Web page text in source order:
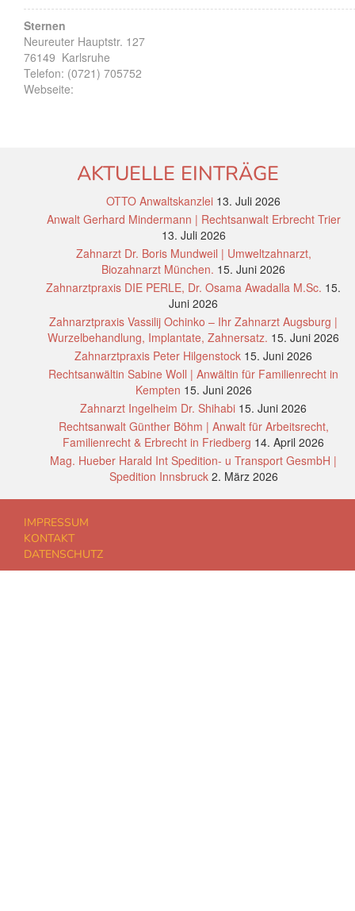
Sternen
Neureuter Hauptstr. 127
76149 Karlsruhe
Telefon: (0721) 705752
Webseite:
AKTUELLE EINTRÄGE
OTTO Anwaltskanzlei 13. Juli 2026
Anwalt Gerhard Mindermann | Rechtsanwalt Erbrecht Trier
13. Juli 2026
Zahnarzt Dr. Boris Mundweil | Umweltzahnarzt,
Biozahnarzt München. 15. Juni 2026
Zahnarztpraxis DIE PERLE, Dr. Osama Awadalla M.Sc. 15.
Juni 2026
Zahnarztpraxis Vassilij Ochinko – Ihr Zahnarzt Augsburg |
Wurzelbehandlung, Implantate, Zahnersatz. 15. Juni 2026
Zahnarztpraxis Peter Hilgenstock 15. Juni 2026
Rechtsanwältin Sabine Woll | Anwältin für Familienrecht in
Kempten 15. Juni 2026
Zahnarzt Ingelheim Dr. Shihabi 15. Juni 2026
Rechtsanwalt Günther Böhm | Anwalt für Arbeitsrecht,
Familienrecht & Erbrecht in Friedberg 14. April 2026
Mag. Hueber Harald Int Spedition- u Transport GesmbH |
Spedition Innsbruck 2. März 2026
IMPRESSUM
KONTAKT
DATENSCHUTZ